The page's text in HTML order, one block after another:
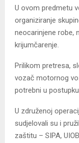
U ovom predmetu
organiziranje
neocarinjene robe,
krijumčarenje.
Prilikom pretresa,
vozač motornog
potrebni u
U združenoj
sudjelovali su i
zaštitu – SIPA,